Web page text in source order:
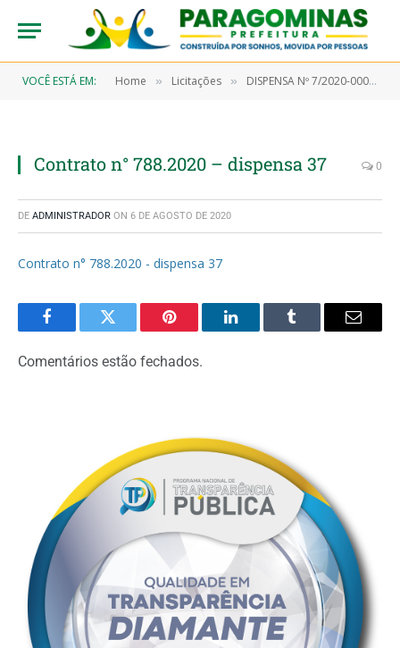
VOCÊ ESTÁ EM: Home » Licitações » DISPENSA Nº 7/2020-00037 (Aquisição de material farmacológico)
Contrato n° 788.2020 – dispensa 37 0
DE ADMINISTRADOR ON 6 DE AGOSTO DE 2020
Contrato n° 788.2020 - dispensa 37
FacebookTwitter Pinterest LinkedInTumblr Email
Comentários estão fechados.